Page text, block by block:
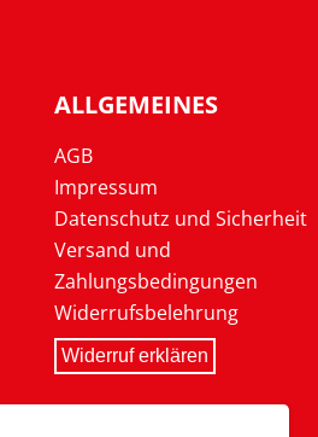
ALLGEMEINES
AGB
Impressum
Datenschutz und Sicherheit
Versand und
Zahlungsbedingungen
Widerrufsbelehrung
Widerruf erklären